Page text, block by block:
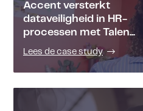
Accent versterkt
dataveiligheid in HR-
processen met Talen...
Lees de case study